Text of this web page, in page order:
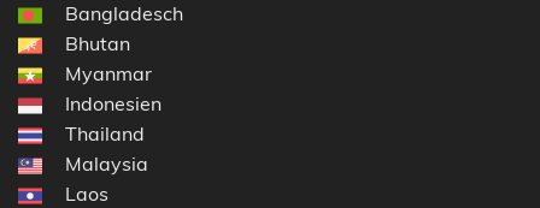
Bangladesch
Bhutan
Myanmar
Indonesien
Thailand
Malaysia
Laos